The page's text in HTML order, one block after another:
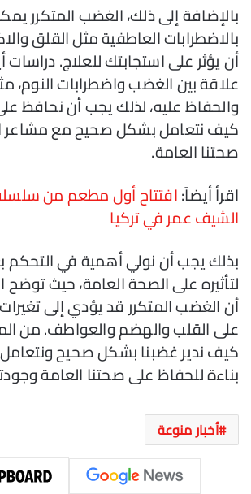
بالإضافة إلى ذلك، الغضب المتكرر
بالاضطرابات العاطفية مثل القلق
أن يؤثر على استجابتك للعلاج. دراسات
علاقة بين الغضب واضطرابات النوم،
والحفاظ عليه، لذلك يجب أن نحافظ
كيف نتعامل بشكل صحيح مع مشاعر
صحتنا العامة.
اقرأ أيضاً:افتتاح أول مطعم من
الشيف عمر في تركيا
بذلك يجب أن نولي أهمية في التحكم
لتأثيره على الصحة العامة، حيث توضح
أن الغضب المتكرر قد يؤدي إلى
على القلب والهضم والعواطف. من
كيف ندير غضبنا بشكل صحيح
بناءة للحفاظ على صحتنا العامة
أخبار منوعة